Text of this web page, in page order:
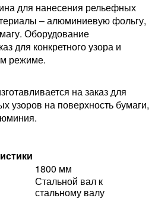
для нанесения рельефных
– алюминиевую фольгу,
Оборудование
для конкретного узора и
режиме.
на заказ для
узоров на поверхность бумаги,
1800 мм
Стальной вал к
стальному валу